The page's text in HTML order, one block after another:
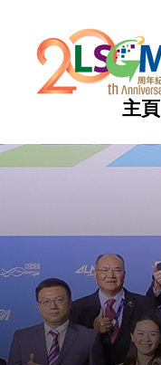
主頁
熱門
熱門
熱門
熱門
熱門